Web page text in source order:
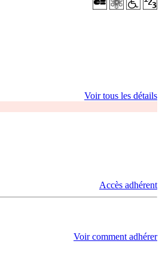
Voir tous les détails
Accès adhérent
Voir comment adhérer